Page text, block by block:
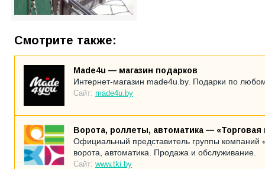
Смотрите также:
Made4u — магазин подарков
Интернет-магазин made4u.by. Подарки по
Сайт: made4u.by
Ворота, роллеты, автоматика —
Официальный представитель группы
ворота, автоматика. Продажа и обслуживание.
Сайт: www.tki.by